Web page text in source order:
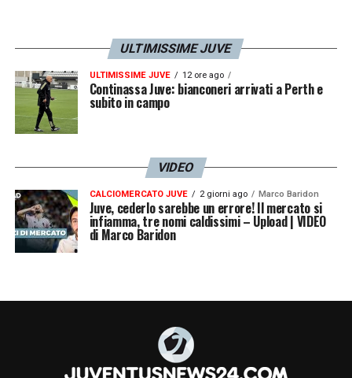
ULTIMISSIME JUVE
ULTIMISSIME JUVE 12 ore ago
Continassa Juve: bianconeri arrivati a Perth e
subito in campo
VIDEO
CALCIOMERCATO JUVE 2 giorni ago Marco Baridon
Juve, cederlo sarebbe un errore! Il mercato si
infiamma, tre nomi caldissimi – Upload | VIDEO
di Marco Baridon